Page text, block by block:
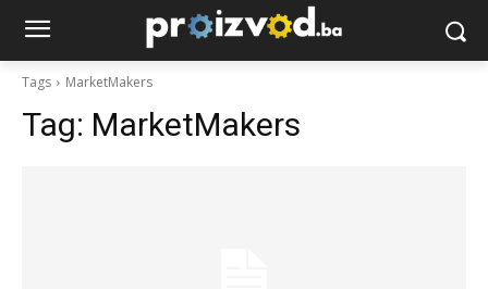
Tags MarketMakers
Tag: MarketMakers